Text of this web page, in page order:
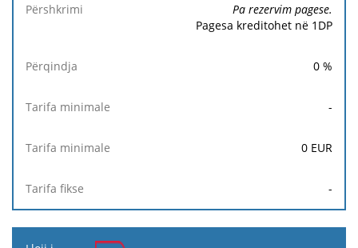
Pa rezervim pagese.
Pagesa kreditohet në 1DP
0 %
-
0 EUR
-